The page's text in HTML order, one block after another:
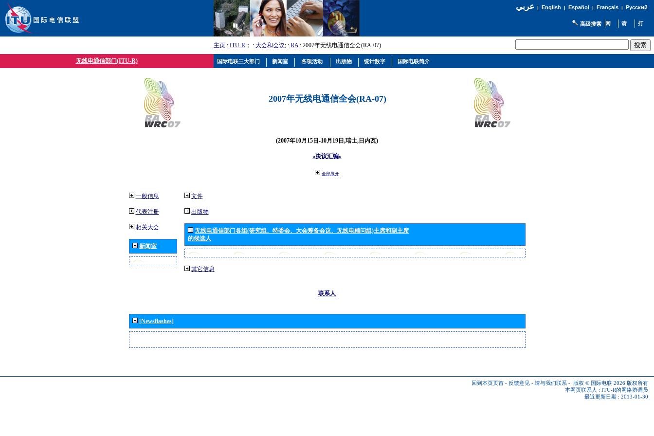
عربي| English | Español | Français| Русский
高级搜索
主页 : ITU-R ； : 大会和会议; : RA: 2007年无线电通信全会(RA-07)
无线电通信部门(ITU-R)
2007年无线电通信全会(RA-07)
(2007年10月15日-10月19日,瑞士,日内瓦)
«决议汇编»
全部展开
一般信息
代表注册
相关大会
新闻室
文件
出版物
无线电通信部门各组(研究组、特委会、大会筹备会议、无线电顾问组)主席和副主席
的候选人
其它信息
联系人
[Newsflashes]
回到本页页首 - 反馈意见 - 请与我们联系 - 版权 © 国际电联 2026 版权所有
本网页联系人 : ITU-R的网络协调员
最近更新日期 : 2013-01-30
国际电联三大部门 新闻室 各项活动 出版物 统计数字 国际电联简介